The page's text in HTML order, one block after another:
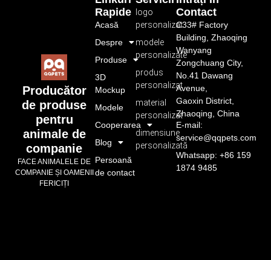
Producător
de produse
pentru
animale de
companie
FACE ANIMALELE DE
COMPANIE ȘI OAMENII
FERICIȚI
logo
personalizat
modele
personalizate
produs
personalizat
material
personalizat
dimensiune
personalizată
Rapide
Acasă
Despre
Produse
3D
Mockup
Modele
Cooperarea
Blog
Persoană
de contact
Contact
C33# Factory
Building, Zhaoqing
Wanyang
Zongchuang City,
No.41 Dawang
Avenue,
Gaoxin District,
Zhaoqing, China
E-mail:
service@qqpets.com
Whatsapp: +86 159
1874 9485